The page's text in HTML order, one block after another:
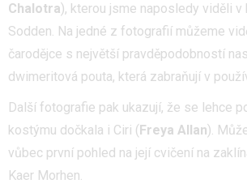
Chalotra), kterou jsme naposledy viděli v
Sodden. Na jedné z fotografií můžeme
čarodějce s největší pravděpodobností
dwimeritová pouta, která zabraňují v
Další fotografie pak ukazují, že se lehce
kostýmu dočkala i Ciri ( Freya Allan).
vůbec první pohled na její cvičení na
Kaer Morhen.